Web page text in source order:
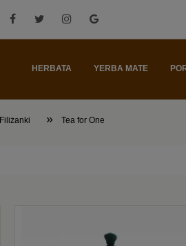
HERBATA YERBA MATE
Filiżanki » Tea for One